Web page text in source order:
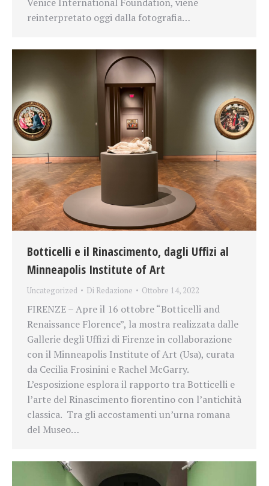
reinterpretato oggi dalla fotografia…
Botticelli e il Rinascimento, dagli Uffizi al
Minneapolis Institute of Art
Uncategorized Di Redazione Ottobre 14, 2022
FIRENZE – Apre il 16 ottobre “Botticelli and
Renaissance Florence”, la mostra realizzata dalle
Gallerie degli Uffizi di Firenze in collaborazione
con il Minneapolis Institute of Art (Usa), curata
da Cecilia Frosinini e Rachel McGarry.
L’esposizione esplora il rapporto tra Botticelli e
l’arte del Rinascimento fiorentino con l’antichità
classica. Tra gli accostamenti un’urna romana
del Museo…